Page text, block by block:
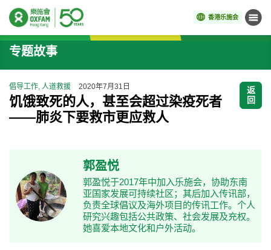
香港乐施会 菜单
开始主要内容
专题故事
倡导工作, 人道救援 2020年7月31日
饥饿致死的人，甚至会超过染疫死者
——肺炎下要救市更应救人
返
回
郭盈悦
郭盈悦于2017年中加入乐施会，协助东南
亚国家发展可持续社区；其后加入传讯部，
负责全球倡议及海外项目的传讯工作。个人
研究兴趣包括公共政策、社会发展及充权。
她喜爱本地文化和户外活动。